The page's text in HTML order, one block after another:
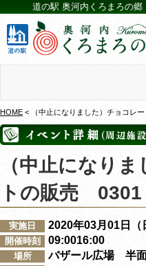
道の駅 奥河内くろまろの
HOME < （中止になりました）チョコレ
（中止になり
トの販売 0301
実施日 2020年03月01日（
開催時刻 09:0016:00
場所 バザール広場 半面